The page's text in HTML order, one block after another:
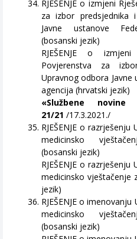
RJEŠENJE o izmjeni
za izbor predsjednika
Javne ustanove
(bosanski jezik)
RJEŠENJE o
Povjerenstva za
Upravnog odbora Javne
agencija (hrvatski jezik)
«Službene
21/21 /17.3.2021./
RJEŠENJE o
medicinsko
(bosanski jezik)
RJEŠENJE o
medicinsko vještačenje
jezik)
RJEŠENJE o
medicinsko
(bosanski jezik)